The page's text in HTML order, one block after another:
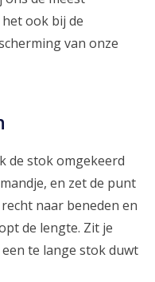
ook bij de
van onze
de stok omgekeerd
en zet de punt
naar beneden en
de lengte. Zit je
te lange stok duwt